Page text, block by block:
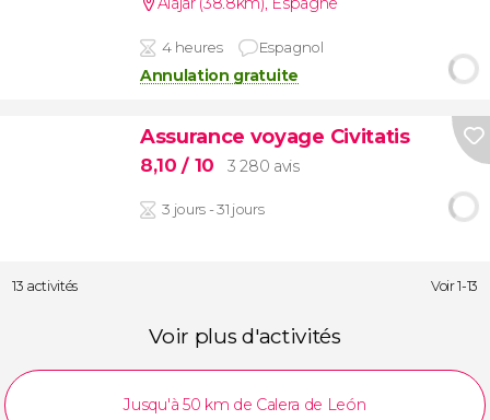
4 heures Espagnol
Annulation gratuite
Assurance voyage Civitatis
8,10/ 10 3 280 avis
3 jours - 31 jours
13 activités Voir 1-13
Voir plus d'activités
Jusqu'à 50 km de Calera de León